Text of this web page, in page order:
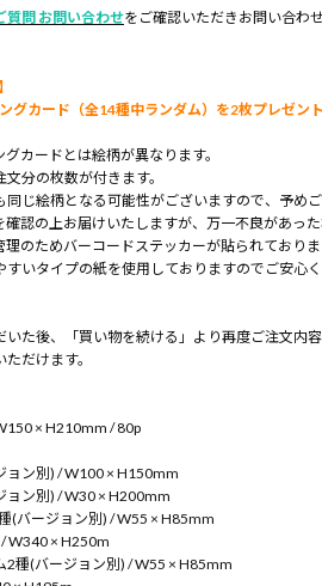
質問 お問い合わせをご確認いただきお問い合わ
グカード（全14種中ランダム）を2枚プレゼント
カードとは絵柄が異なります。
分の枚数が付きます。
じ絵柄となる可能性がございますので、予めご
認の上お届けいたしますが、万一不良があっ
のためバーコードステッカーが貼られておりま
いタイプの紙を使用しておりますのでご安心く
た後、「買い物を続ける」より再度ご注文内
だけます。
× H210mm / 80p
ョン別) / W100 × H150mm
ョン別) / W30 × H200mm
(バージョン別) / W55 × H85mm
/ W340 × H250m
2種(バージョン別) / W55 × H85mm